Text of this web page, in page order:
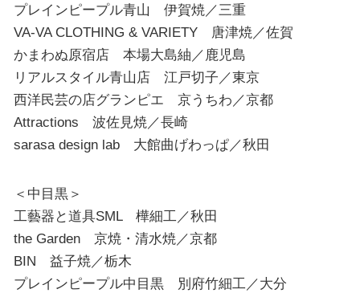
プレインピープル青山 伊賀焼／三重
VA-VA CLOTHING & VARIETY 唐津焼／佐賀
かまわぬ原宿店 本場大島紬／鹿児島
リアルスタイル青山店 江戸切子／東京
西洋民芸の店グランピエ 京うちわ／京都
Attractions 波佐見焼／長崎
sarasa design lab 大館曲げわっぱ／秋田
＜中目黒＞
工藝器と道具SML 樺細工／秋田
the Garden 京焼・清水焼／京都
BIN 益子焼／栃木
プレインピープル中目黒 別府竹細工／大分